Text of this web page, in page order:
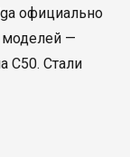
официально
моделей —
C50. Стали